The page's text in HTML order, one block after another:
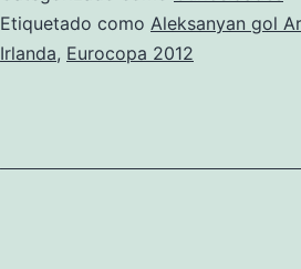
Etiquetado como Aleksanyan gol
Irlanda, Eurocopa 2012